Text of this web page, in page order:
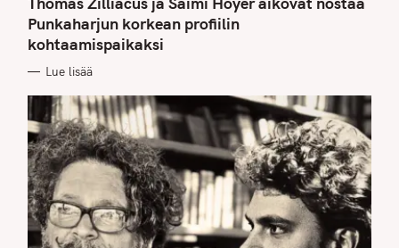
E
G
O
R
I
S
Punkaharjun korkean profiilin
kohtaamispaikaksi
Lue lisää